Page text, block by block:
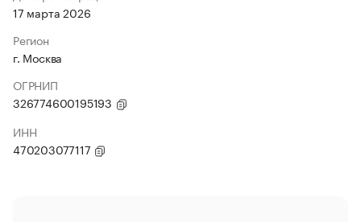
17 марта 2026
Регион
г. Москва
ОГРНИП
326774600195193
ИНН
470203077117